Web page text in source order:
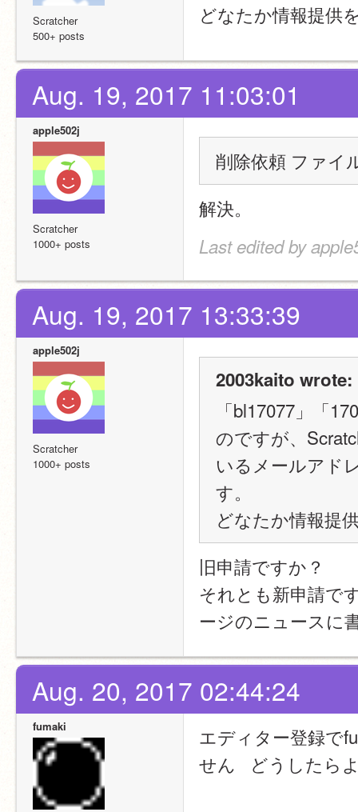
Scratcher
500+ posts
どなたか情報提供
Aug. 19, 2017 11:03:01
apple502j
Scratcher
1000+ posts
削除依頼 ファイ
解決。
Last edited by
Aug. 19, 2017 13:33:39
apple502j
Scratcher
1000+ posts
2003kaito wrote:
「bl17077」「
のですが、
いるメールアド
す。
どなたか情報提
旧申請ですか？
それとも新申請で
ージのニュースに
Aug. 20, 2017 02:44:24
fumaki
エディター登録で
せん   どうしたら